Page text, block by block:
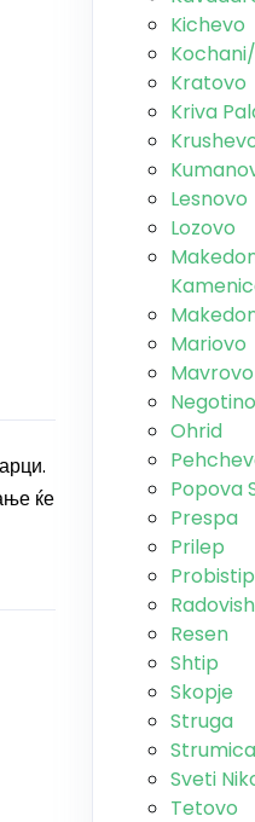
ќе
Kichevo
Kratovo
Kriva
Lesnovo
Lozovo
Mariovo
Mavrovo
Negotino
Ohrid
Popova
Prespa
Prilep
Probistip
Radovish
Resen
Shtip
Skopje
Struga
Strumica
Sveti
Tetovo